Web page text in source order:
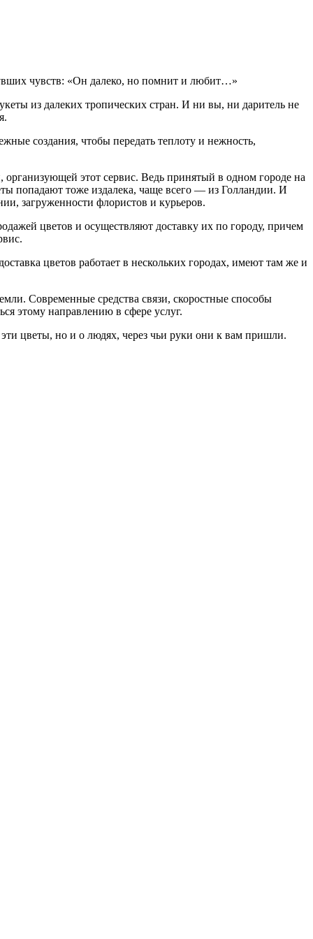
чувств: «Он далеко, но помнит и любит…»
из далеких тропических стран. И ни вы, ни даритель не
создания, чтобы передать теплоту и нежность,
этот сервис. Ведь принятый в одном городе на
попадают тоже издалека, чаще всего — из Голландии. И
загруженности флористов и курьеров.
цветов и осуществляют доставку их по городу, причем
цветов работает в нескольких городах, имеют там же и
Современные средства связи, скоростные способы
этому направлению в сфере услуг.
цветы, но и о людях, через чьи руки они к вам пришли.